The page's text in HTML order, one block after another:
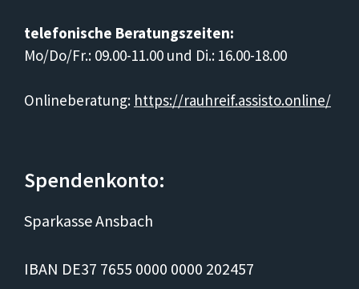
telefonische Beratungszeiten:
Mo/Do/Fr.: 09.00-11.00 und Di.: 16.00-18.00
Onlineberatung: https://rauhreif.assisto.online/
Spendenkonto:
Sparkasse Ansbach
IBAN DE37 7655 0000 0000 202457